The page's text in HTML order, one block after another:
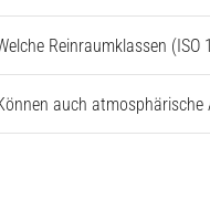
Reinraumklassen
auch